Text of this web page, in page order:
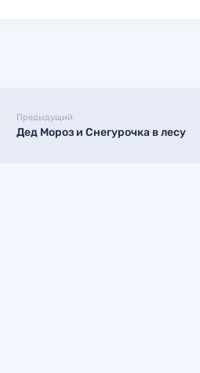
Предыдущий
Дед Мороз и Снегурочка в лесу